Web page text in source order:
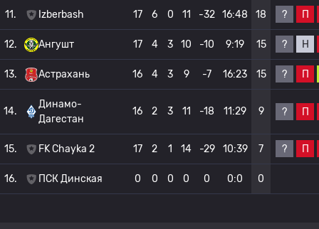
11. Izberbash 17 6 0 11 -32 16:48 18 ? П
12. Ангушт 17 4 3 10 -10 9:19 15 ? Н
13. Астрахань 16 4 3 9 -7 16:23 15 ? П
14.
Динамо-
Дагестан
16 2 3 11 -18 11:29 9 ? П
15. FK Chayka 2 17 2 1 14 -29 10:39 7 ? П
16. ПСК Динская 0 0 0 0 0 0:0 0